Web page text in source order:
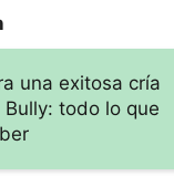
una exitosa cría
todo lo que